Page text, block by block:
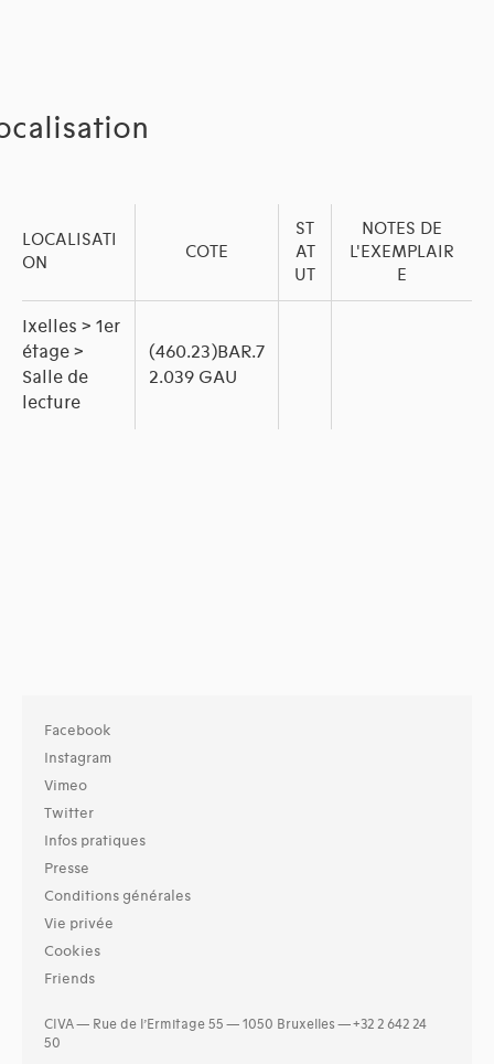
LOCALISATI
ON
COTE
ST
AT
UT
NOTES DE
L'EXEMPLAIR
E
Ixelles > 1er
étage >
Salle de
lecture
(460.23)BAR.7
2.039 GAU
Facebook
Instagram
Vimeo
Twitter
Infos pratiques
Presse
Conditions générales
Vie privée
Cookies
Friends
CIVA — Rue de l’Ermitage 55 — 1050 Bruxelles — +32 2 642 24
50